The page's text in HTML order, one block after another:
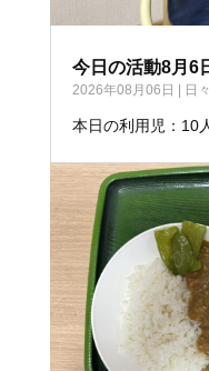
今日の活動8月6
2026年08月06日 | 日
本日の利用児：10